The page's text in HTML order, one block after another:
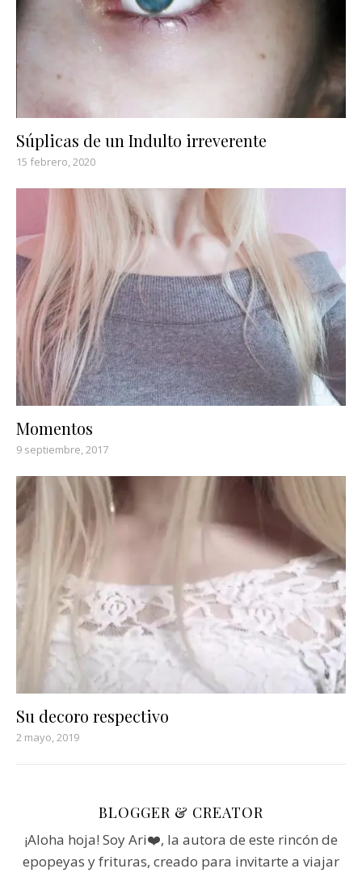
Súplicas de un Indulto irreverente
15 febrero, 2020
Momentos
9 septiembre, 2017
Su decoro respectivo
2 mayo, 2019
BLOGGER & CREATOR
¡Aloha hoja! Soy Ari❤️, la autora de este rincón de
epopeyas y frituras, creado para invitarte a viajar